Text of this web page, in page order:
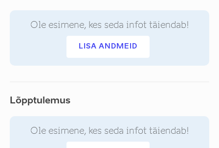
Ole esimene, kes seda infot täiendab!
LISA ANDMEID
Lõpptulemus
Ole esimene, kes seda infot täiendab!